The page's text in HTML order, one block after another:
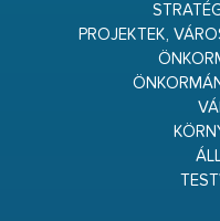
PROJEKTEK,